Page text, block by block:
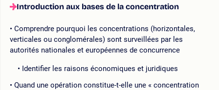
Introduction aux bases de la concentration
Comprendre pourquoi les concentrations (horizontales,
verticales ou conglomérales) sont surveillées par les
autorités nationales et européennes de concurrence
Identifier les raisons économiques et juridiques
Quand une opération constitue-t-elle une « concentration